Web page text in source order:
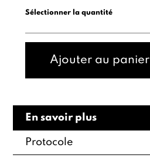
Sélectionner la quantité
Ajouter au panier
En savoir plus
Protocole